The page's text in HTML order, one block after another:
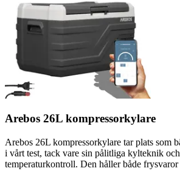
Arebos 26L kompressorkylare
Arebos 26L kompressorkylare tar plats som
i vårt test, tack vare sin pålitliga kylteknik
temperaturkontroll. Den håller både